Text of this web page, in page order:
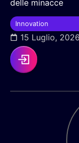
delle minacce
Innovation
15 Luglio, 2026